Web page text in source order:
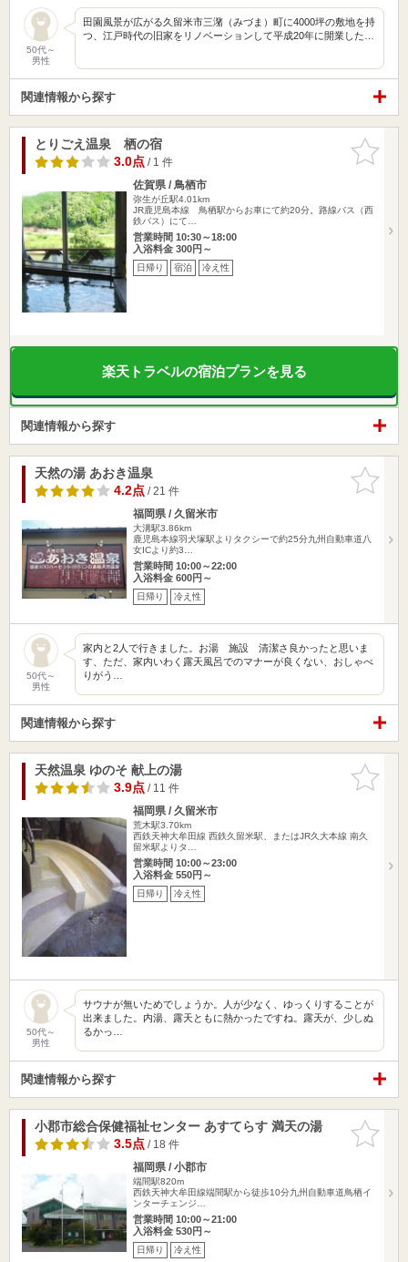
50代～
男性
田園風景が広がる久留米市三潴（みづま）町に4000坪の敷地を持
つ、江戸時代の旧家をリノベーションして平成20年に開業した…
関連情報から探す
お気に入
りに追加
とりごえ温泉 栖の宿
3.0点/ 1 件
佐賀県 / 鳥栖市
弥生が丘駅4.01km
JR鹿児島本線 鳥栖駅からお車にて約20分。路線バス（西
鉄バス）にて…
営業時間 10:30～18:00
入浴料金 300円～
日帰り 宿泊 冷え性
楽天トラベルの宿泊プランを見る
関連情報から探す
お気に入
りに追加
天然の湯 あおき温泉
4.2点/ 21 件
福岡県 / 久留米市
大溝駅3.86km
鹿児島本線羽犬塚駅よりタクシーで約25分九州自動車道八
女ICより約3…
営業時間 10:00～22:00
入浴料金 600円～
日帰り 冷え性
50代～
男性
家内と2人で行きました。お湯 施設 清潔さ良かったと思いま
す、ただ、家内いわく露天風呂でのマナーが良くない、おしゃべ
りがう…
関連情報から探す
お気に入
りに追加
天然温泉 ゆのそ 献上の湯
3.9点/ 11 件
福岡県 / 久留米市
荒木駅3.70km
西鉄天神大牟田線 西鉄久留米駅、またはJR久大本線 南久
留米駅よりタ…
営業時間 10:00～23:00
入浴料金 550円～
日帰り 冷え性
50代～
男性
サウナが無いためでしょうか。人が少なく、ゆっくりすることが
出来ました。内湯、露天ともに熱かったですね。露天が、少しぬ
るかっ…
関連情報から探す
お気に入
りに追加
小郡市総合保健福祉センター あすてらす 満天の湯
3.5点/ 18 件
福岡県 / 小郡市
端間駅820m
西鉄天神大牟田線端間駅から徒歩10分九州自動車道鳥栖イ
ンターチェンジ…
営業時間 10:00～21:00
入浴料金 530円～
日帰り 冷え性